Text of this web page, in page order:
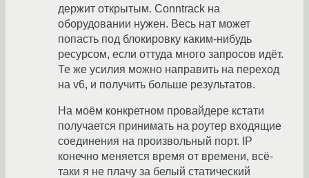
держит открытым. Conntrack на
оборудовании нужен. Весь нат может
попасть под блокировку каким-нибудь
ресурсом, если оттуда много запросов идёт.
Те же усилия можно направить на переход
на v6, и получить больше результатов.
На моём конкретном провайдере кстати
получается принимать на роутер входящие
соединения на произвольный порт. IP
конечно меняется время от времени, всё-
таки я не плачу за белый статический